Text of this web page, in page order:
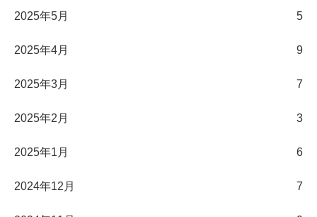
2025年5月 5
2025年4月 9
2025年3月 7
2025年2月 3
2025年1月 6
2024年12月 7